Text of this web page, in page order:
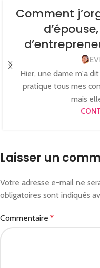
Comment
Hier, une dame m'a
pratique tous mes
mais
Laisser un
Votre adresse e-mail ne
obligatoires sont indiqués
Commentaire *